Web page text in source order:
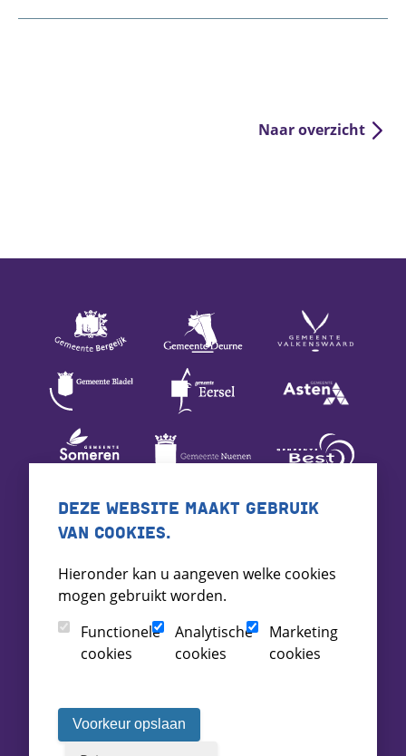
Naar overzicht
DEZE WEBSITE MAAKT GEBRUIK
VAN COOKIES.
Hieronder kan u aangeven welke cookies
mogen gebruikt worden.
Functionele
cookies
Analytische
cookies
Marketing
cookies
Voorkeur opslaan